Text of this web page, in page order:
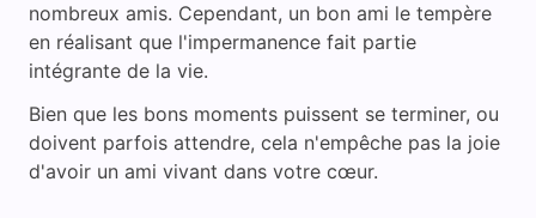
nombreux amis. Cependant, un bon ami le tempère
en réalisant que l'impermanence fait partie
intégrante de la vie.
Bien que les bons moments puissent se terminer, ou
doivent parfois attendre, cela n'empêche pas la joie
d'avoir un ami vivant dans votre cœur.